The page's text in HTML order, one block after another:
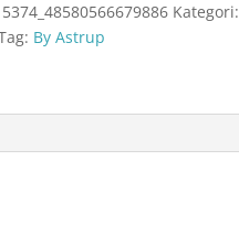
Kategori:
By Astrup